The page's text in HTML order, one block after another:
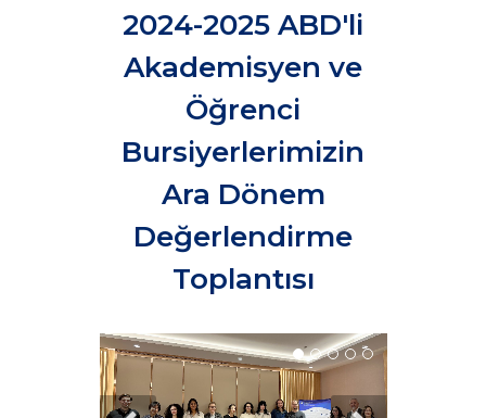
2024-2025 ABD'li
Akademisyen ve
Öğrenci
Bursiyerlerimizin
Ara Dönem
Değerlendirme
Toplantısı